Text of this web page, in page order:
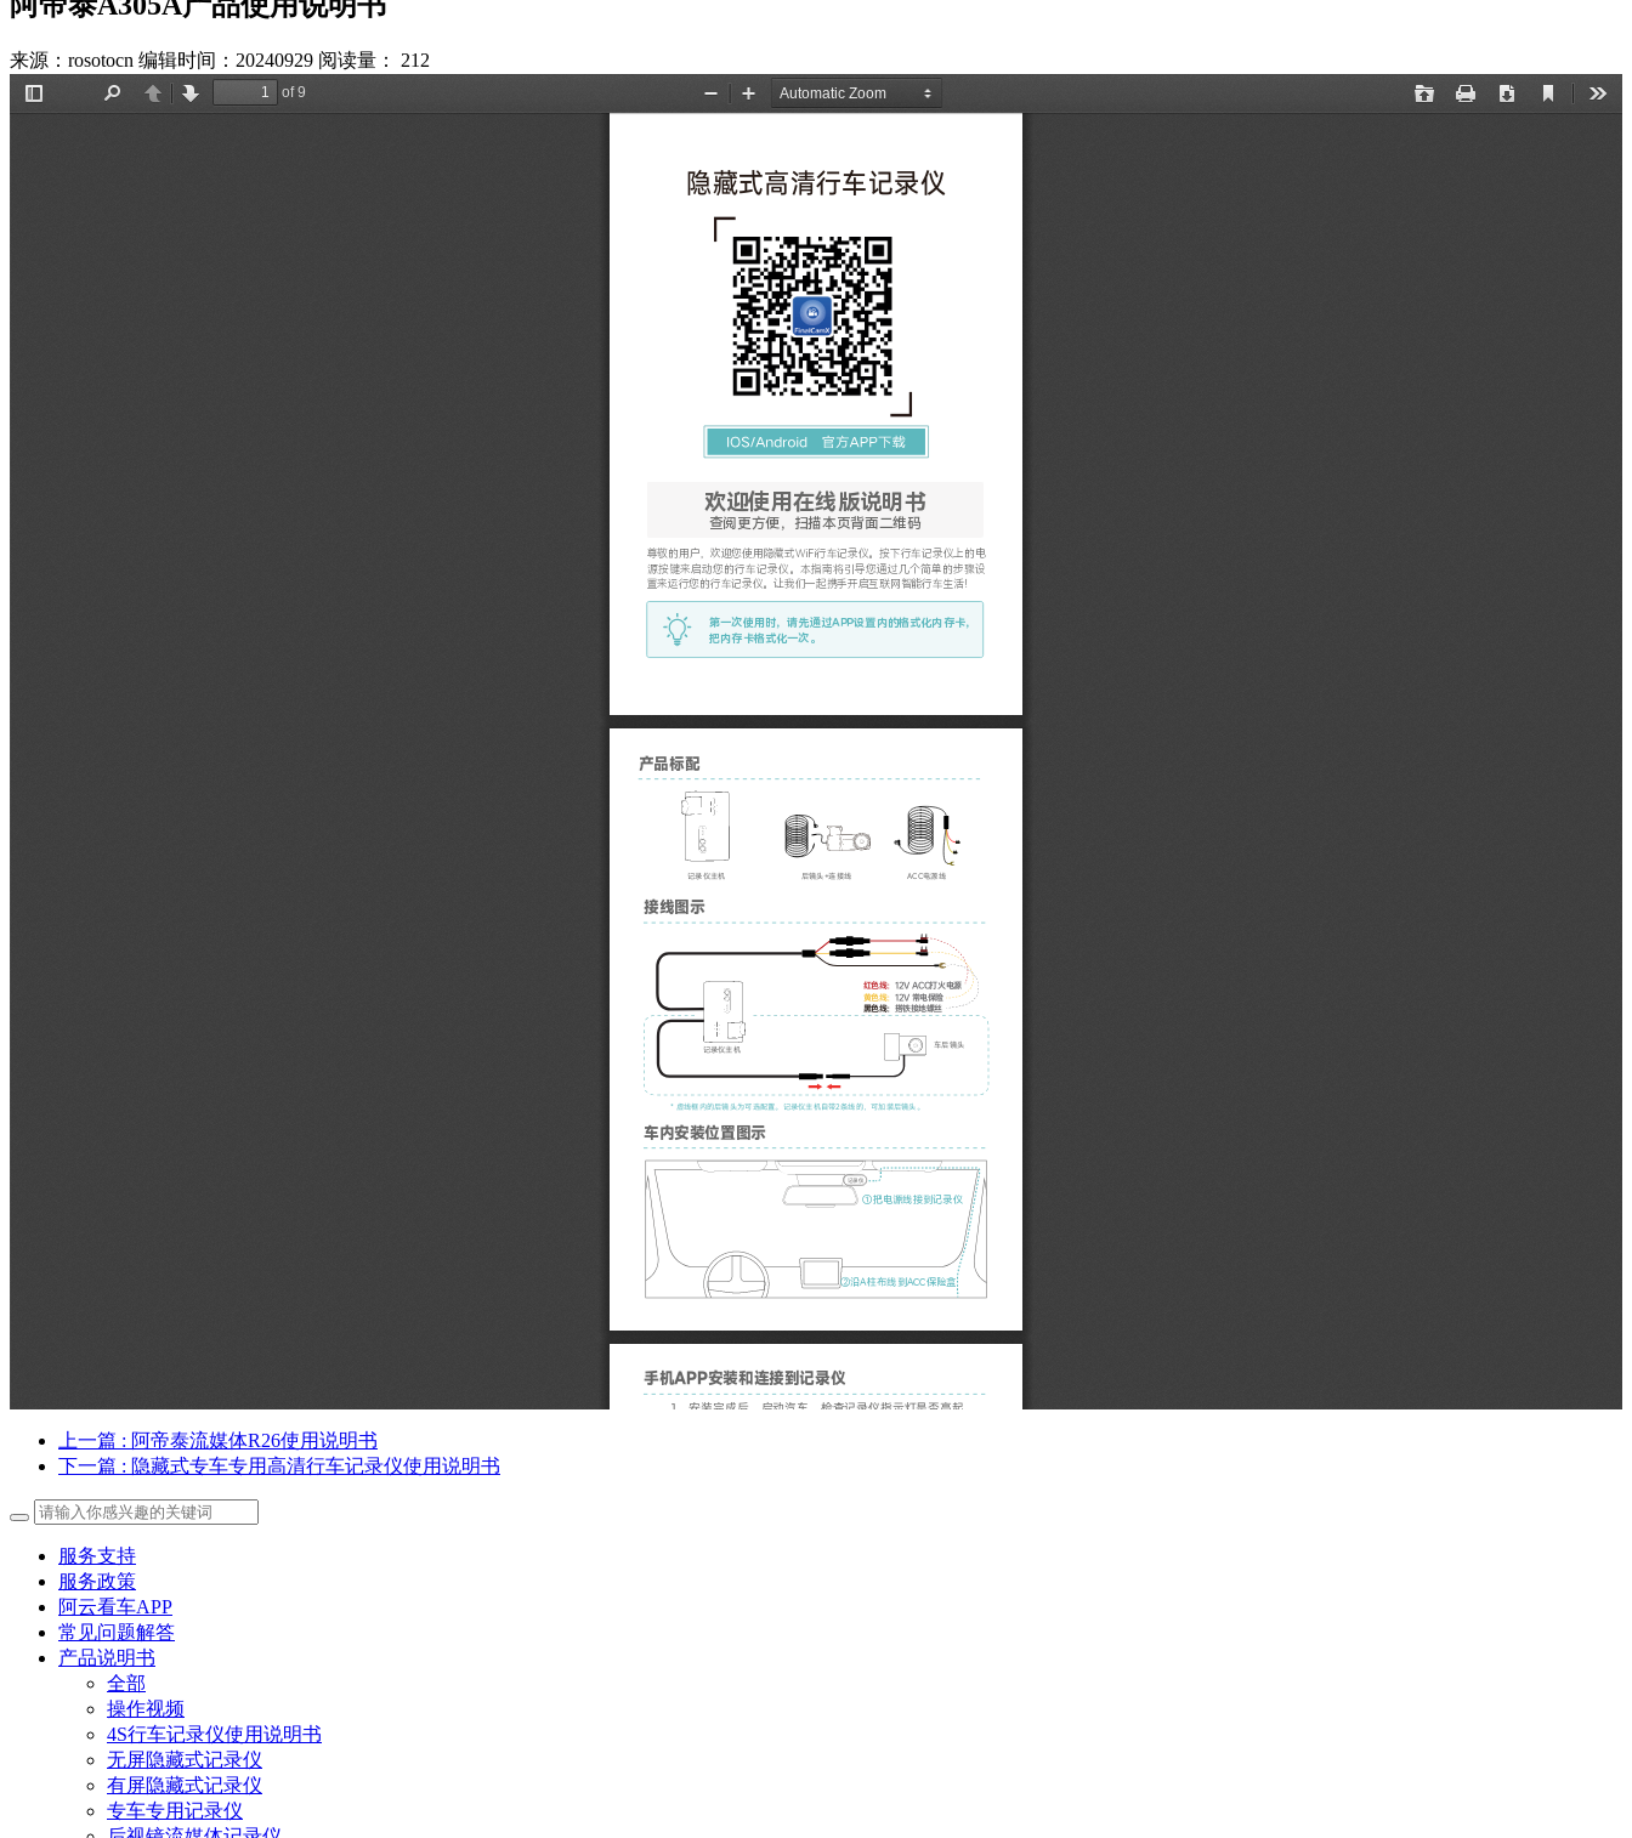
来源：rosotocn 编辑时间：20240929 阅读量： 212
上一篇 : 阿帝泰流媒体R26使用说明书
下一篇 : 隐藏式专车专用高清行车记录仪使用说明书
服务支持
服务政策
阿云看车APP
常见问题解答
产品说明书
全部
操作视频
4S行车记录仪使用说明书
无屏隐藏式记录仪
有屏隐藏式记录仪
专车专用记录仪